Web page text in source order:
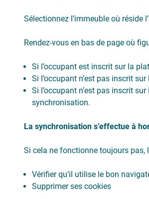
Sélectionnez l’immeuble où réside
Rendez-vous en bas de page où
Si l’occupant est inscrit sur la
Si l’occupant n’est pas inscrit
Si l’occupant n’est pas inscrit
synchronisation.
La synchronisation s’effectue à
Si cela ne fonctionne toujours pas,
Vérifier qu’il utilise le bon
Supprimer ses cookies